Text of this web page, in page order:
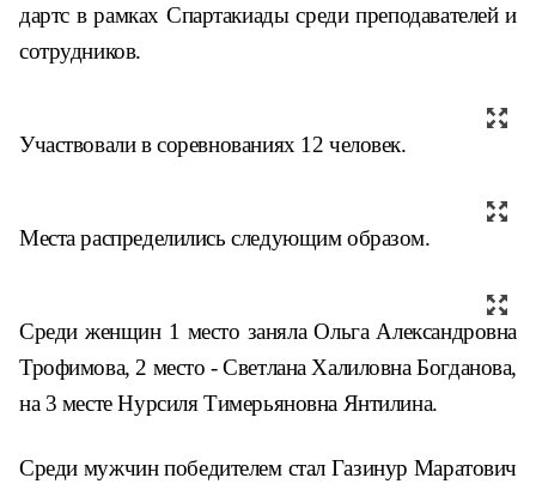
дартс в рамках Спартакиады среди преподавателей и
сотрудников.
Участвовали в соревнованиях 12 человек.
Места распределились следующим образом.
Среди женщин 1 место заняла Ольга Александровна
Трофимова, 2 место - Светлана Халиловна Богданова,
на 3 месте Нурсиля Тимерьяновна Янтилина.
Среди мужчин победителем стал Газинур Маратович